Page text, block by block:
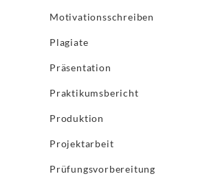
Motivationsschreiben
Plagiate
Präsentation
Praktikumsbericht
Produktion
Projektarbeit
Prüfungsvorbereitung